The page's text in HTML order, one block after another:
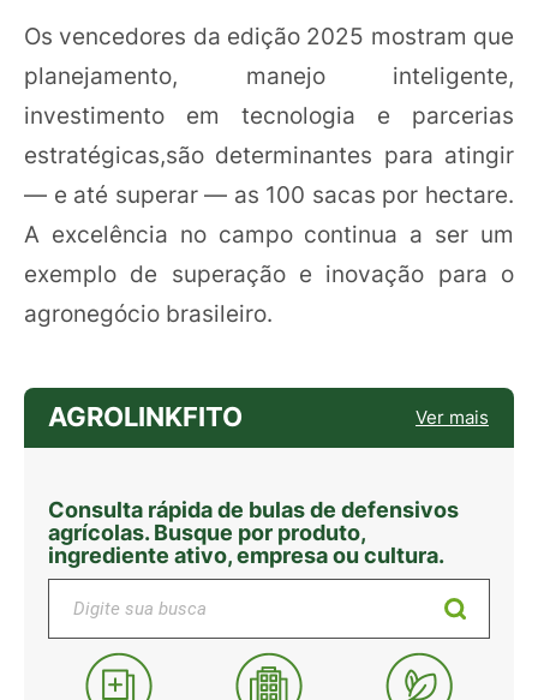
Os vencedores da edição 2025 mostram que
planejamento, manejo inteligente,
investimento em tecnologia e parcerias
estratégicas,são determinantes para atingir
— e até superar — as 100 sacas por hectare.
A excelência no campo continua a ser um
exemplo de superação e inovação para o
agronegócio brasileiro.
AGROLINKFITO Ver mais
Consulta rápida de bulas de defensivos
agrícolas. Busque por produto,
ingrediente ativo, empresa ou cultura.